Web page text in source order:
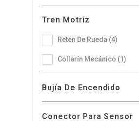
Tren Motriz
Retén De Rueda (4)
Collarín Mecánico (1)
Bujía De Encendido
Conector Para Sensor